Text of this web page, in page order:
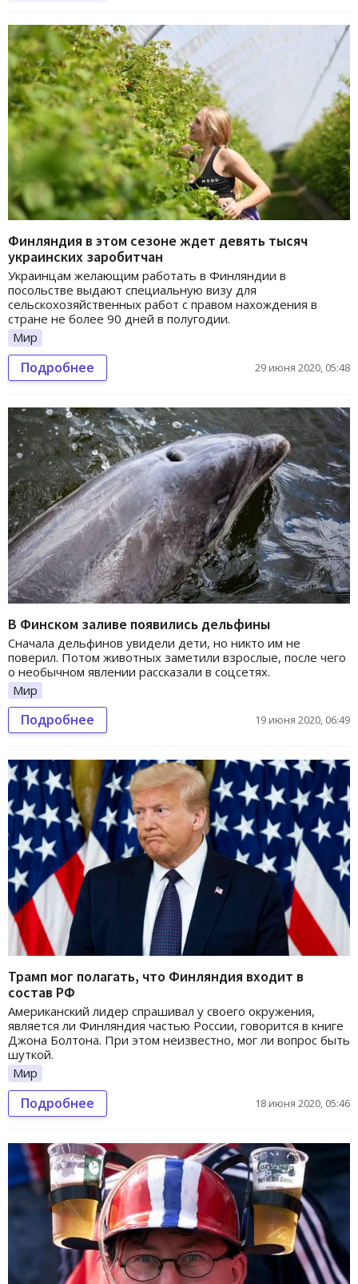
Финляндия в этом сезоне ждет девять тысяч
украинских заробитчан
Украинцам желающим работать в Финляндии в
посольстве выдают специальную визу для
сельскохозяйственных работ с правом нахождения в
стране не более 90 дней в полугодии.
Мир
Подробнее 29 июня 2020, 05:48
В Финском заливе появились дельфины
Сначала дельфинов увидели дети, но никто им не
поверил. Потом животных заметили взрослые, после чего
о необычном явлении рассказали в соцсетях.
Мир
Подробнее 19 июня 2020, 06:49
Трамп мог полагать, что Финляндия входит в
состав РФ
Американский лидер спрашивал у своего окружения,
является ли Финляндия частью России, говорится в книге
Джона Болтона. При этом неизвестно, мог ли вопрос быть
шуткой.
Мир
Подробнее 18 июня 2020, 05:46